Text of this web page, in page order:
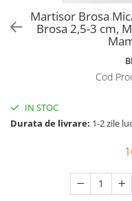
Biciclete, trotinete,
Biciclete electrice
Accesorii motoburghie
Motoburghie
Drujbe cu acumulator
Martisor Brosa
Brosa 2,5-3 cm,
Cod
IN STOC
Durata de livrare: 1-2 zile